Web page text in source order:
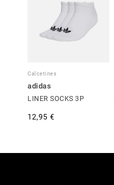
Calcetines
adidas
LINER SOCKS 3P
12,95 €